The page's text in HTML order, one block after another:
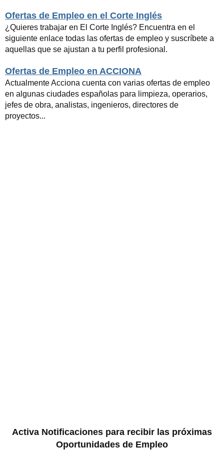
Ofertas de Empleo en el Corte Inglés
¿Quieres trabajar en El Corte Inglés? Encuentra en el
siguiente enlace todas las ofertas de empleo y suscríbete a
aquellas que se ajustan a tu perfil profesional.
Ofertas de Empleo en ACCIONA
Actualmente Acciona cuenta con varias ofertas de empleo
en algunas ciudades españolas para limpieza, operarios,
jefes de obra, analistas, ingenieros, directores de
proyectos...
Activa Notificaciones para recibir las próximas
Oportunidades de Empleo